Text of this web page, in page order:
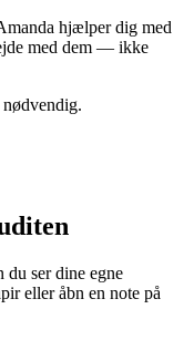
hjælper dig med
med dem — ikke
ser dine egne
eller åbn en note på